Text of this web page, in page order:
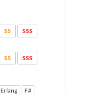
SS SSS
SS SSS
Erlang
F#